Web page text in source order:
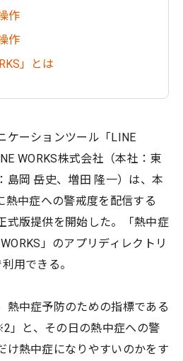
作
作
」とは
ケーションツール「LINE
WORKS株式会社（本社：東
島岡 岳史、増田 隆一）は、本
熱中症への警戒度を配信する
式版提供を開始した。「熱中症
」のアプリディレクトリ
用できる。
熱中症予防のための指標である
」と、その日の熱中症への警
け熱中症になりやすいのかをす